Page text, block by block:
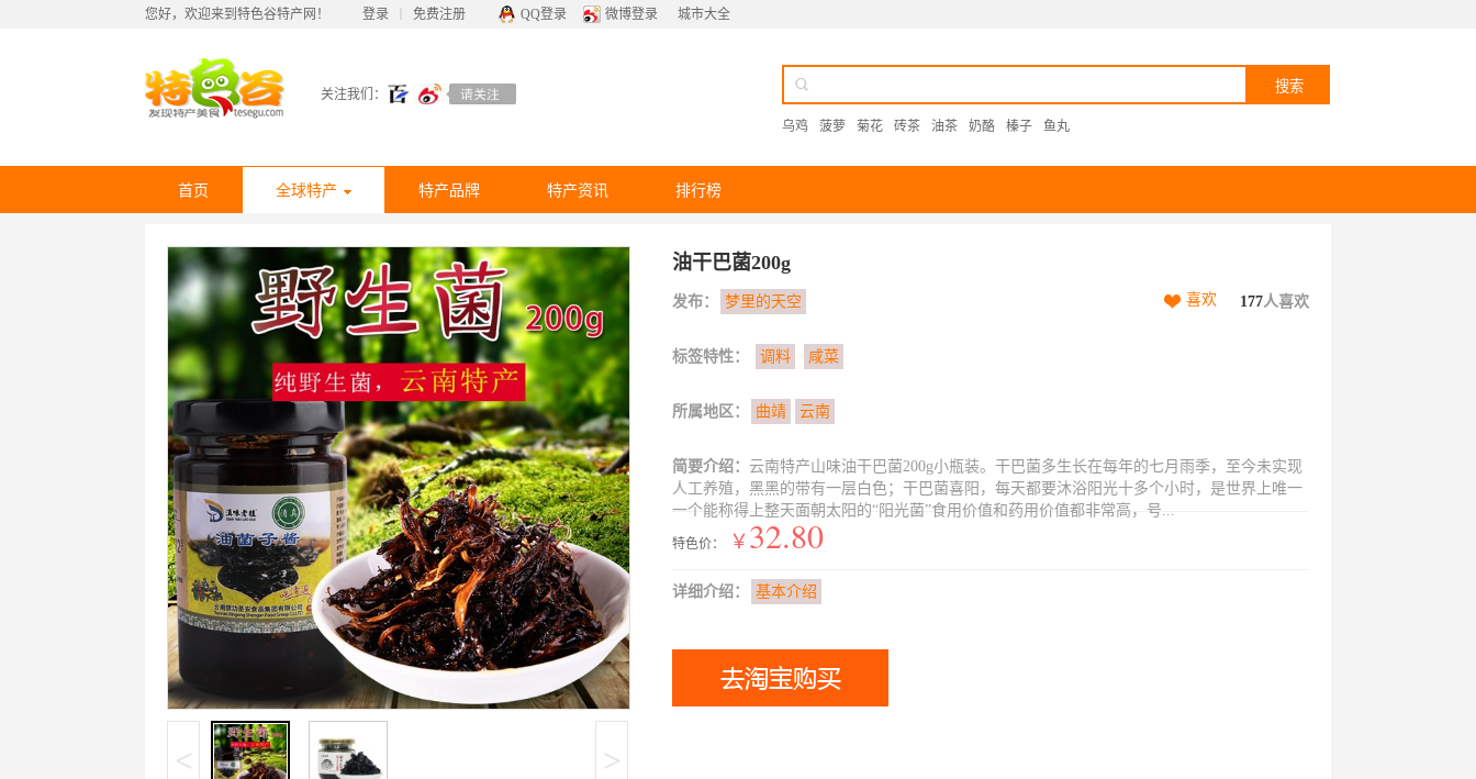
您好，欢迎来到特色谷特产网！ 登录 免费注册 QQ登录 微博登录 城市大全
关注我们：
乌鸡 菠萝 菊花 砖茶 油茶 奶酪 榛子 鱼丸
首页 全球特产 特产品牌 特产资讯 排行榜
< >
油干巴菌200g
发布： 梦里的天空 喜欢 177人喜欢
标签特性： 调料 咸菜
所属地区： 曲靖 云南
简要介绍： 云南特产山味油干巴菌200g小瓶装。干巴菌多生长在每年的七月雨季，至今未实现
人工养殖，黑黑的带有一层白色；干巴菌喜阳，每天都要沐浴阳光十多个小时，是世界上唯一
一个能称得上整天面朝太阳的“阳光菌”食用价值和药用价值都非常高，号...
特色价： ￥32.80
详细介绍： 基本介绍